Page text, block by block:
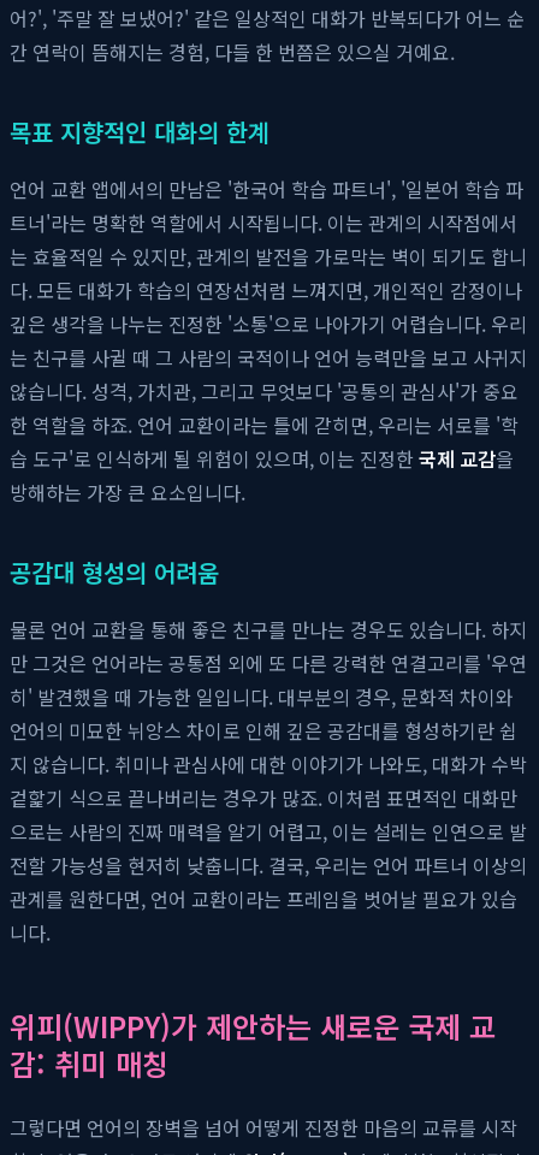
어?', '주말 잘 보냈어?' 같은 일상적인 대화가 반복되다가 어느 순
간 연락이 뜸해지는 경험, 다들 한 번쯤은 있으실 거예요.
목표 지향적인 대화의 한계
언어 교환 앱에서의 만남은 '한국어 학습 파트너', '일본어 학습 파
트너'라는 명확한 역할에서 시작됩니다. 이는 관계의 시작점에서
는 효율적일 수 있지만, 관계의 발전을 가로막는 벽이 되기도 합니
다. 모든 대화가 학습의 연장선처럼 느껴지면, 개인적인 감정이나
깊은 생각을 나누는 진정한 '소통'으로 나아가기 어렵습니다. 우리
는 친구를 사귈 때 그 사람의 국적이나 언어 능력만을 보고 사귀지
않습니다. 성격, 가치관, 그리고 무엇보다 '공통의 관심사'가 중요
한 역할을 하죠. 언어 교환이라는 틀에 갇히면, 우리는 서로를 '학
습 도구'로 인식하게 될 위험이 있으며, 이는 진정한 국제 교감을
방해하는 가장 큰 요소입니다.
공감대 형성의 어려움
물론 언어 교환을 통해 좋은 친구를 만나는 경우도 있습니다. 하지
만 그것은 언어라는 공통점 외에 또 다른 강력한 연결고리를 '우연
히' 발견했을 때 가능한 일입니다. 대부분의 경우, 문화적 차이와
언어의 미묘한 뉘앙스 차이로 인해 깊은 공감대를 형성하기란 쉽
지 않습니다. 취미나 관심사에 대한 이야기가 나와도, 대화가 수박
겉핥기 식으로 끝나버리는 경우가 많죠. 이처럼 표면적인 대화만
으로는 사람의 진짜 매력을 알기 어렵고, 이는 설레는 인연으로 발
전할 가능성을 현저히 낮춥니다. 결국, 우리는 언어 파트너 이상의
관계를 원한다면, 언어 교환이라는 프레임을 벗어날 필요가 있습
니다.
위피(WIPPY)가 제안하는 새로운 국제 교
감: 취미 매칭
그렇다면 언어의 장벽을 넘어 어떻게 진정한 마음의 교류를 시작